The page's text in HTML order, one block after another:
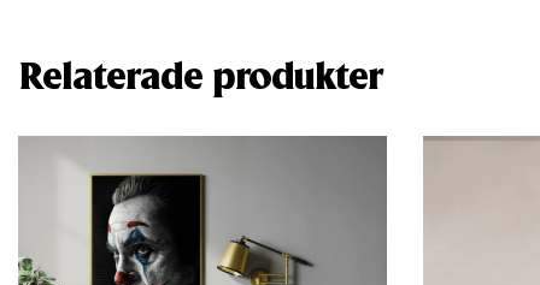
Relaterade produkter